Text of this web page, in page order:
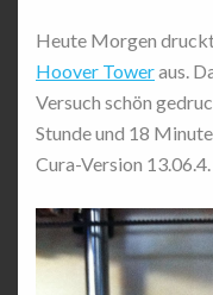
Heute Morgen
Hoover Toweraus.
Versuch schön
Stunde und 18
Cura-Version 13.06.4.